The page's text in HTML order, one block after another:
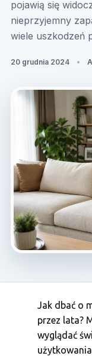
pojawią się
nieprzyjemny
wiele uszkodzeń
20 grudnia 2024
Jak dbać o
przez lata?
wyglądać